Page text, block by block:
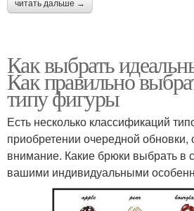
читать дальше →
Как выбрать
Как правильно
типу фигуры
Есть несколько классификаций
приобретении очередной
внимание. Какие брюки выбрать в
вашими индивидуальными